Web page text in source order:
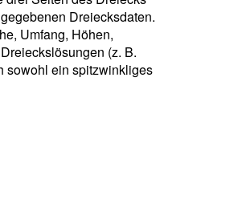
Dreiecksdaten.
Umfang, Höhen,
(z. B.
sowohl ein spitzwinkliges